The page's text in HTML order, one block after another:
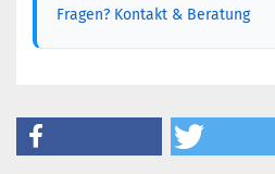
Fragen? Kontakt & Beratung